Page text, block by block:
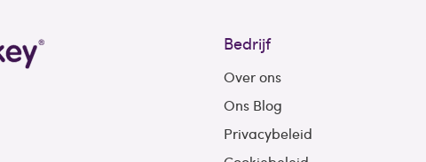
Bedrijf
Over ons
Ons Blog
Privacybeleid